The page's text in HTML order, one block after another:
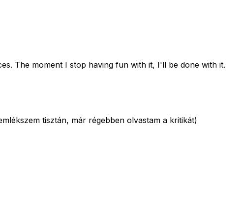
The moment I stop having fun with it, I'll be done with it.
tisztán, már régebben olvastam a kritikát)